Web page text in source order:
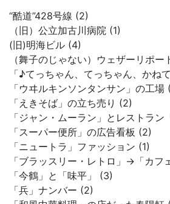
“酷道”428号線 (2)
（旧）公立加古川病院 (1)
(旧)明海ビル (4)
（舞子のじゃない）ウェザーリポー
「♪てっちゃん、てっちゃん、かね
「ウヰルキンソンタンサン」の工場
「えきそば」の立ち売り (2)
「ジャン・ムーラン」とレストラ
「スーパー便所」の広告看板 (2)
「ニュートラ」ファッション (1)
「ブラッスリー・レトロ」→「カフ
「今鶴」と「味平」 (3)
「兵」ナンバー (2)